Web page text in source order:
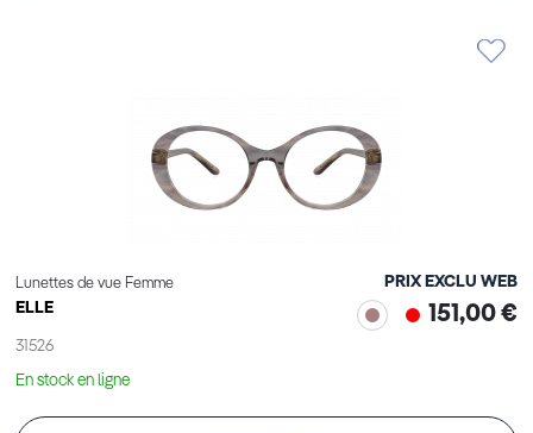
Lunettes de vue Femme
ELLE
31526
PRIX EXCLU WEB
151,00 €
En stock en ligne